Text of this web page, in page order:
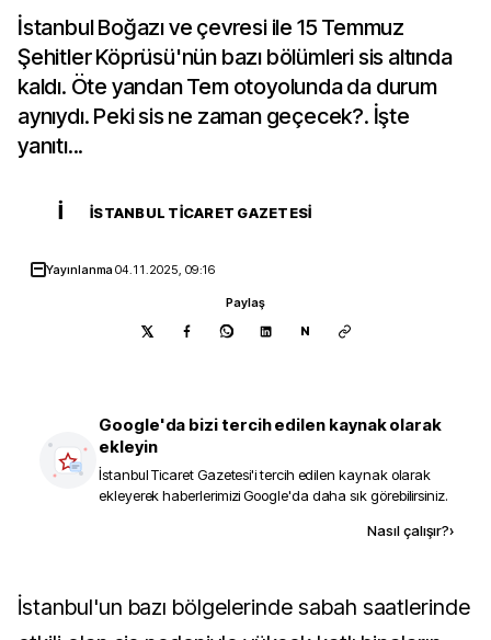
İstanbul Boğazı ve çevresi ile 15 Temmuz
Şehitler Köprüsü'nün bazı bölümleri sis altında
kaldı. Öte yandan Tem otoyolunda da durum
aynıydı. Peki sis ne zaman geçecek?. İşte
yanıtı...
İ İSTANBUL TICARET GAZETESI
Yayınlanma04.11.2025, 09:16
Paylaş
N
Google'da bizi tercih edilen kaynak olarak
ekleyin
İstanbul Ticaret Gazetesi'i tercih edilen kaynak olarak
ekleyerek haberlerimizi Google'da daha sık görebilirsiniz.
Nasıl çalışır?›
İstanbul'un bazı bölgelerinde sabah saatlerinde